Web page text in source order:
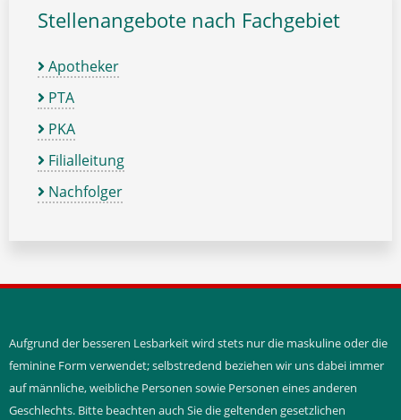
Stellenangebote nach Fachgebiet
Apotheker
PTA
PKA
Filialleitung
Nachfolger
Aufgrund der besseren Lesbarkeit wird stets nur die maskuline oder die
feminine Form verwendet; selbstredend beziehen wir uns dabei immer
auf männliche, weibliche Personen sowie Personen eines anderen
Geschlechts. Bitte beachten auch Sie die geltenden gesetzlichen